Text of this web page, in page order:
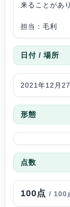
来ることがあ
担当：毛利
日付 / 場所
2021年12月
形態
点数
100点 / 100